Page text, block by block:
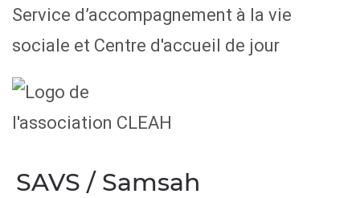
Service d’accompagnement à la vie
sociale et Centre d'accueil de jour
SAVS / Samsah